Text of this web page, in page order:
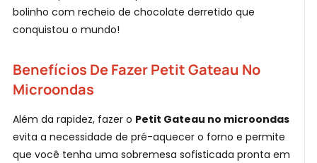
bolinho com recheio de chocolate derretido que
conquistou o mundo!
Benefícios De Fazer Petit Gateau No
Microondas
Além da rapidez, fazer o Petit Gateau no microondas
evita a necessidade de pré-aquecer o forno e permite
que você tenha uma sobremesa sofisticada pronta em